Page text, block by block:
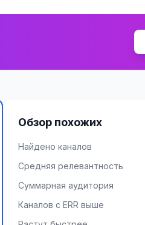
Обзор похожих
Найдено каналов
Средняя релевантность
Суммарная аудитория
Каналов с ERR выше